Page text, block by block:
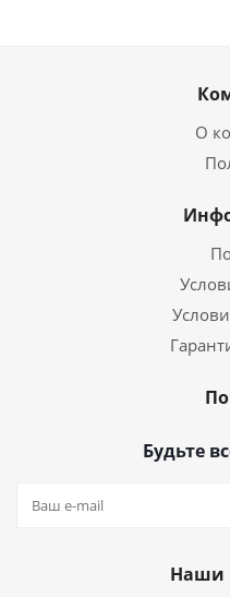
О
Будьте
Наши